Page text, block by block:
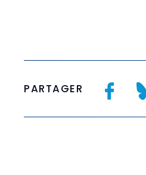
PARTAGER